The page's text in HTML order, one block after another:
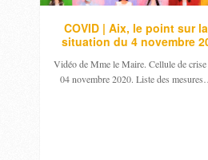
COVID | Aix, le point sur la
situation du 4 novembre
Vidéo de Mme le Maire. Cellule de crise
04 novembre 2020. Liste des mesures…